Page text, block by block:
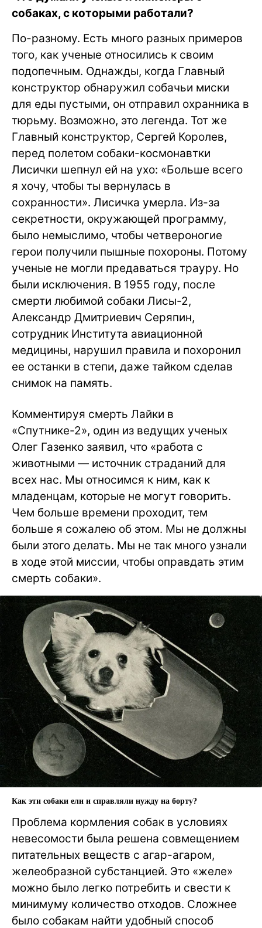
собаках, с которыми работали?
По-разному. Есть много разных примеров
того, как ученые относились к своим
подопечным. Однажды, когда Главный
конструктор обнаружил собачьи миски
для еды пустыми, он отправил охранника в
тюрьму. Возможно, это легенда. Тот же
Главный конструктор, Сергей Королев,
перед полетом собаки-космонавтки
Лисички шепнул ей на ухо: «Больше всего
я хочу, чтобы ты вернулась в
сохранности». Лисичка умерла. Из-за
секретности, окружающей программу,
было немыслимо, чтобы четвероногие
герои получили пышные похороны. Потому
ученые не могли предаваться трауру. Но
были исключения. В 1955 году, после
смерти любимой собаки Лисы-2,
Александр Дмитриевич Серяпин,
сотрудник Института авиационной
медицины, нарушил правила и похоронил
ее останки в степи, даже тайком сделав
снимок на память.
Комментируя смерть Лайки в
«Спутнике-2», один из ведущих ученых
Олег Газенко заявил, что «работа с
животными — источник страданий для
всех нас. Мы относимся к ним, как к
младенцам, которые не могут говорить.
Чем больше времени проходит, тем
больше я сожалею об этом. Мы не должны
были этого делать. Мы не так много узнали
в ходе этой миссии, чтобы оправдать этим
смерть собаки».
Как эти собаки ели и справляли нужду на борту?
Проблема кормления собак в условиях
невесомости была решена совмещением
питательных веществ с агар-агаром,
желеобразной субстанцией. Это «желе»
можно было легко потребить и свести к
минимуму количество отходов. Сложнее
было собакам найти удобный способ